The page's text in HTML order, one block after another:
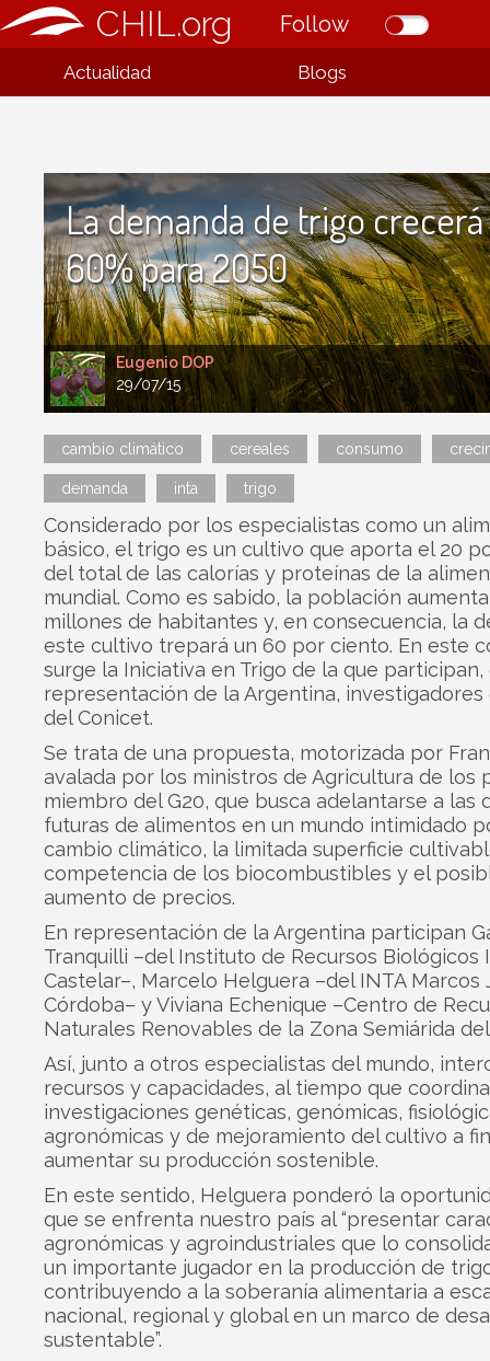
CHIL.org Follow
Actualidad Blogs
Eugenio DOP
29/07/15
La demanda de trigo
60% para 2050
cambio climático cereales consumo
demanda inta trigo
Considerado por los especialistas como un
básico, el trigo es un cultivo que aporta el 20
del total de las calorías y proteínas de la
mundial. Como es sabido, la población
millones de habitantes y, en consecuencia, la
este cultivo trepará un 60 por ciento. En este
surge la Iniciativa en Trigo de la que participan,
representación de la Argentina, investigadores
del Conicet.
Se trata de una propuesta, motorizada por
avalada por los ministros de Agricultura de los
miembro del G20, que busca adelantarse a las
futuras de alimentos en un mundo intimidado
cambio climático, la limitada superficie
competencia de los biocombustibles y el
aumento de precios.
En representación de la Argentina participan
Tranquilli –del Instituto de Recursos Biológicos
Castelar–, Marcelo Helguera –del INTA Marcos
Córdoba– y Viviana Echenique –Centro de
Naturales Renovables de la Zona Semiárida
Así, junto a otros especialistas del mundo,
recursos y capacidades, al tiempo que
investigaciones genéticas, genómicas,
agronómicas y de mejoramiento del cultivo a
aumentar su producción sostenible.
En este sentido, Helguera ponderó la
que se enfrenta nuestro país al “presentar
agronómicas y agroindustriales que lo
un importante jugador en la producción de
contribuyendo a la soberanía alimentaria a
nacional, regional y global en un marco de
sustentable”.